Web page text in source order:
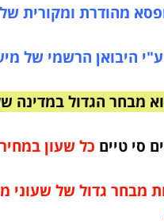
מהודרת ומקורית
היבואן הרשמי של
מבחר הגדול במדינה
סי טיים כל שעון
מבחר גדול של שעוני